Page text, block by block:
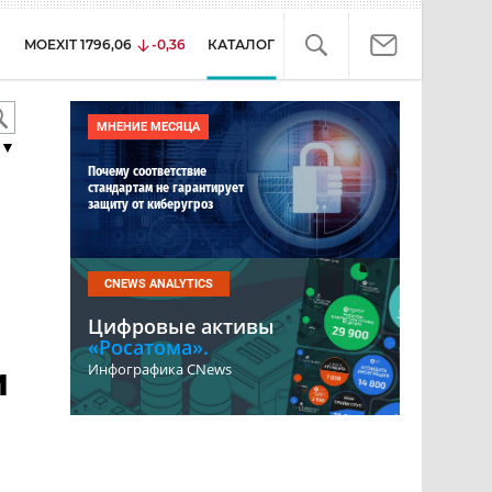
MOEXIT 1796,06 -0,36 КАТАЛОГ
МНЕНИЕ МЕСЯЦА
Почему соответствие
стандартам не гарантирует
защиту от киберугроз
CNEWS ANALYTICS
Цифровые активы
«Росатома».
Инфографика CNews